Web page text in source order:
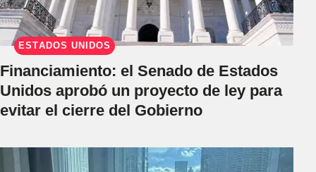
ESTADOS UNIDOS
Financiamiento: el Senado de Estados
Unidos aprobó un proyecto de ley para
evitar el cierre del Gobierno